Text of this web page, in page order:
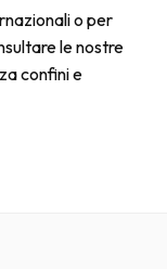
o per
le nostre
confini e